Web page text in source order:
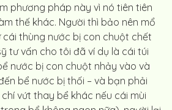
phương pháp này vì nó tiên tiên
thế khác. Người thì bảo nên mổ
cái thùng nước bị con chuột chết
tư vấn cho tôi đã ví dụ là cái túi
nước bị con chuột nhảy vào và
bể nước bị thối – và bạn phải
vứt thay bể khác nếu cái mùi